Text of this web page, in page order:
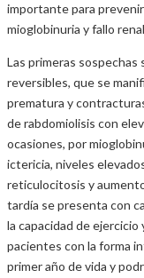
importante para
mioglobinuria y fallo
Las primeras sospechas
reversibles, que se
prematura y
de rabdomiolisis con
ocasiones, por
ictericia, niveles
reticulocitosis y
tardía se presenta con
la capacidad de ejercicio
pacientes con la forma
primer año de vida y